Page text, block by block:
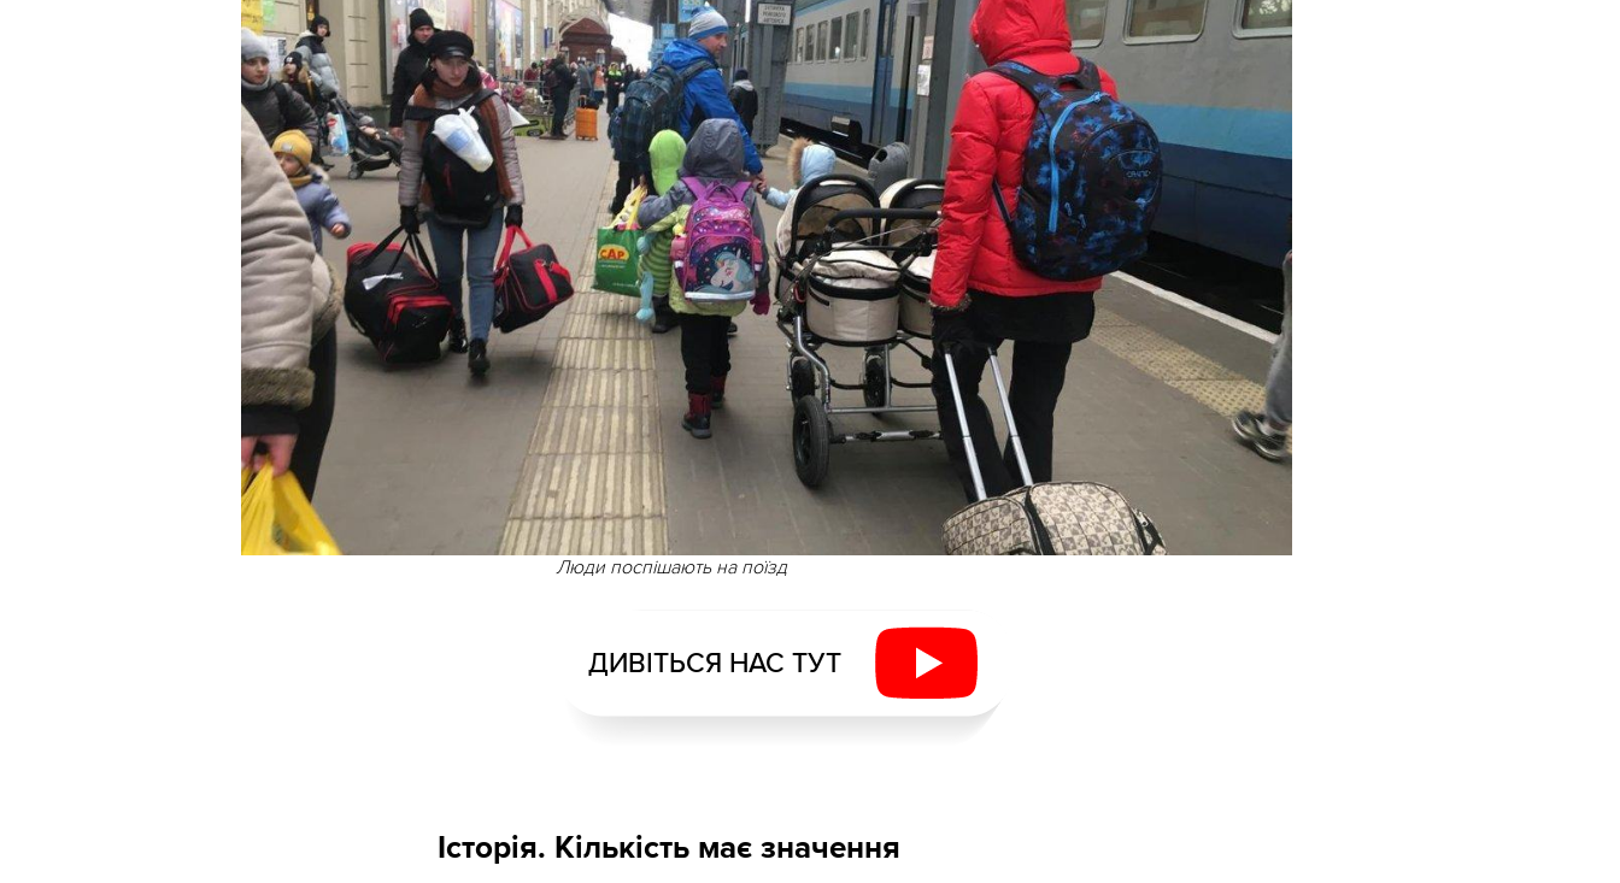
Люди поспішають на поїзд
ДИВІТЬСЯ НАС ТУТ
Історія. Кількість має значення